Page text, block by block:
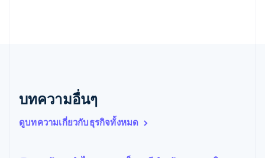
บทความอื่นๆ
ดูบทความเกี่ยวกับธุรกิจทั้งหมด
เบลเยียม
Nederlands FrançaisDeutsch
โปรตุเกส